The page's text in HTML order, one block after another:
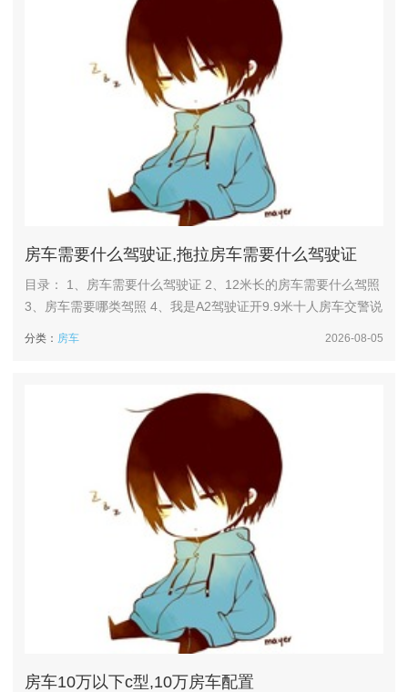
房车需要什么驾驶证,拖拉房车需要什么驾驶证
目录： 1、房车需要什么驾驶证 2、12米长的房车需要什么驾照
3、房车需要哪类驾照 4、我是A2驾驶证开9.9米十人房车交警说
车长限制，但在某些特定情况下（...
分类： 房车 2026-08-05
房车10万以下c型,10万房车配置